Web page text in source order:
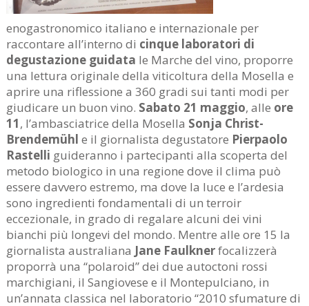
enogastronomico italiano e internazionale per
raccontare all’interno di cinque laboratori di
degustazione guidata le Marche del vino, proporre
una lettura originale della viticoltura della Mosella e
aprire una riflessione a 360 gradi sui tanti modi per
giudicare un buon vino. Sabato 21 maggio, alle ore
11, l’ambasciatrice della Mosella Sonja Christ-
Brendemühl e il giornalista degustatore Pierpaolo
Rastelli guideranno i partecipanti alla scoperta del
metodo biologico in una regione dove il clima può
essere davvero estremo, ma dove la luce e l’ardesia
sono ingredienti fondamentali di un terroir
eccezionale, in grado di regalare alcuni dei vini
bianchi più longevi del mondo. Mentre alle ore 15 la
giornalista australiana Jane Faulknerfocalizzerà
proporrà una “polaroid” dei due autoctoni rossi
marchigiani, il Sangiovese e il Montepulciano, in
un’annata classica nel laboratorio “2010 sfumature di